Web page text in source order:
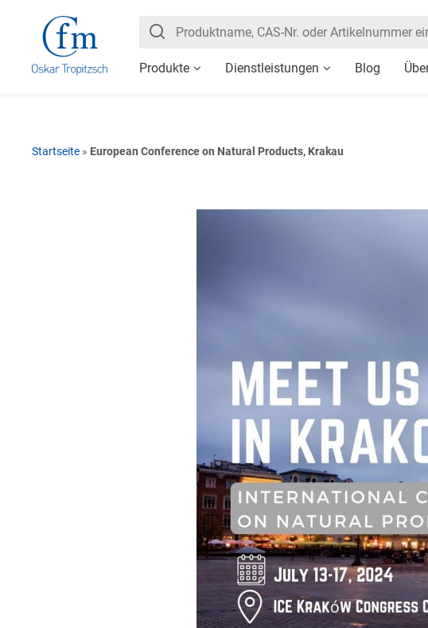
Produkte Dienstleistungen Blog
Startseite » European Conference on Natural Products, Krakau